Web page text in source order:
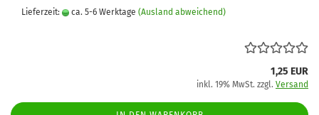
Lieferzeit: ca. 5-6 Werktage (Ausland abweichend)
1,25 EUR
inkl. 19% MwSt. zzgl. Versand